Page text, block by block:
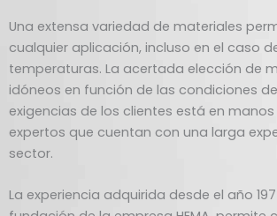
Una extensa variedad de materiales
cualquier aplicación, incluso en el caso
temperaturas. La acertada elección de
idóneos en función de las condiciones
exigencias de los clientes está en
expertos que cuentan con una larga
sector.
La experiencia adquirida desde el año